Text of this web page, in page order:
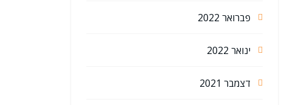
פברואר 2022
ינואר 2022
דצמבר 2021